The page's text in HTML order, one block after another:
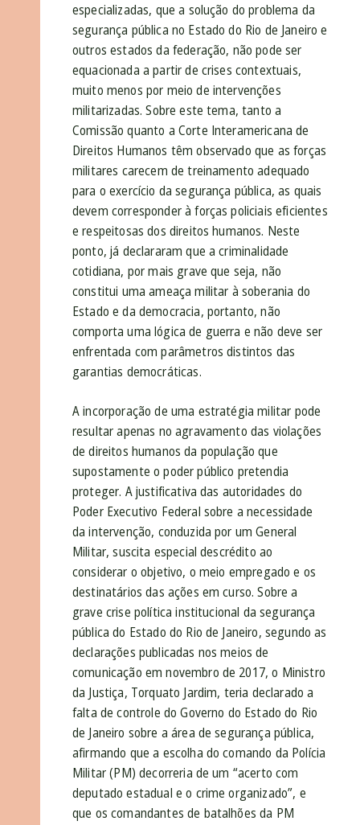
especializadas, que a solução do problema da
segurança pública no Estado do Rio de Janeiro e
outros estados da federação, não pode ser
equacionada a partir de crises contextuais,
muito menos por meio de intervenções
militarizadas. Sobre este tema, tanto a
Comissão quanto a Corte Interamericana de
Direitos Humanos têm observado que as forças
militares carecem de treinamento adequado
para o exercício da segurança pública, as quais
devem corresponder à forças policiais eficientes
e respeitosas dos direitos humanos. Neste
ponto, já declararam que a criminalidade
cotidiana, por mais grave que seja, não
constitui uma ameaça militar à soberania do
Estado e da democracia, portanto, não
comporta uma lógica de guerra e não deve ser
enfrentada com parâmetros distintos das
garantias democráticas.
A incorporação de uma estratégia militar pode
resultar apenas no agravamento das violações
de direitos humanos da população que
supostamente o poder público pretendia
proteger. A justificativa das autoridades do
Poder Executivo Federal sobre a necessidade
da intervenção, conduzida por um General
Militar, suscita especial descrédito ao
considerar o objetivo, o meio empregado e os
destinatários das ações em curso. Sobre a
grave crise política institucional da segurança
pública do Estado do Rio de Janeiro, segundo as
declarações publicadas nos meios de
comunicação em novembro de 2017, o Ministro
da Justiça, Torquato Jardim, teria declarado a
falta de controle do Governo do Estado do Rio
de Janeiro sobre a área de segurança pública,
afirmando que a escolha do comando da Polícia
Militar (PM) decorreria de um “acerto com
deputado estadual e o crime organizado”, e
que os comandantes de batalhões da PM